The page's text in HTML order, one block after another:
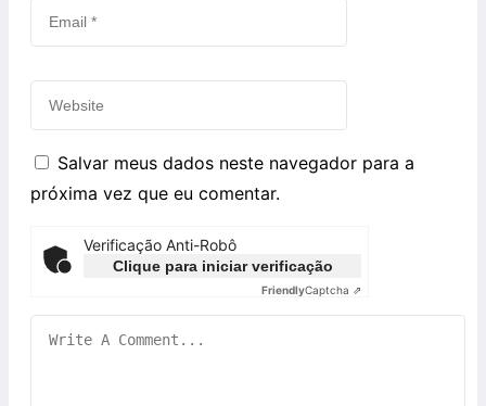
Salvar meus dados neste navegador para a
próxima vez que eu comentar.
Verificação Anti-Robô
Clique para iniciar verificação
FriendlyCaptcha ⇗